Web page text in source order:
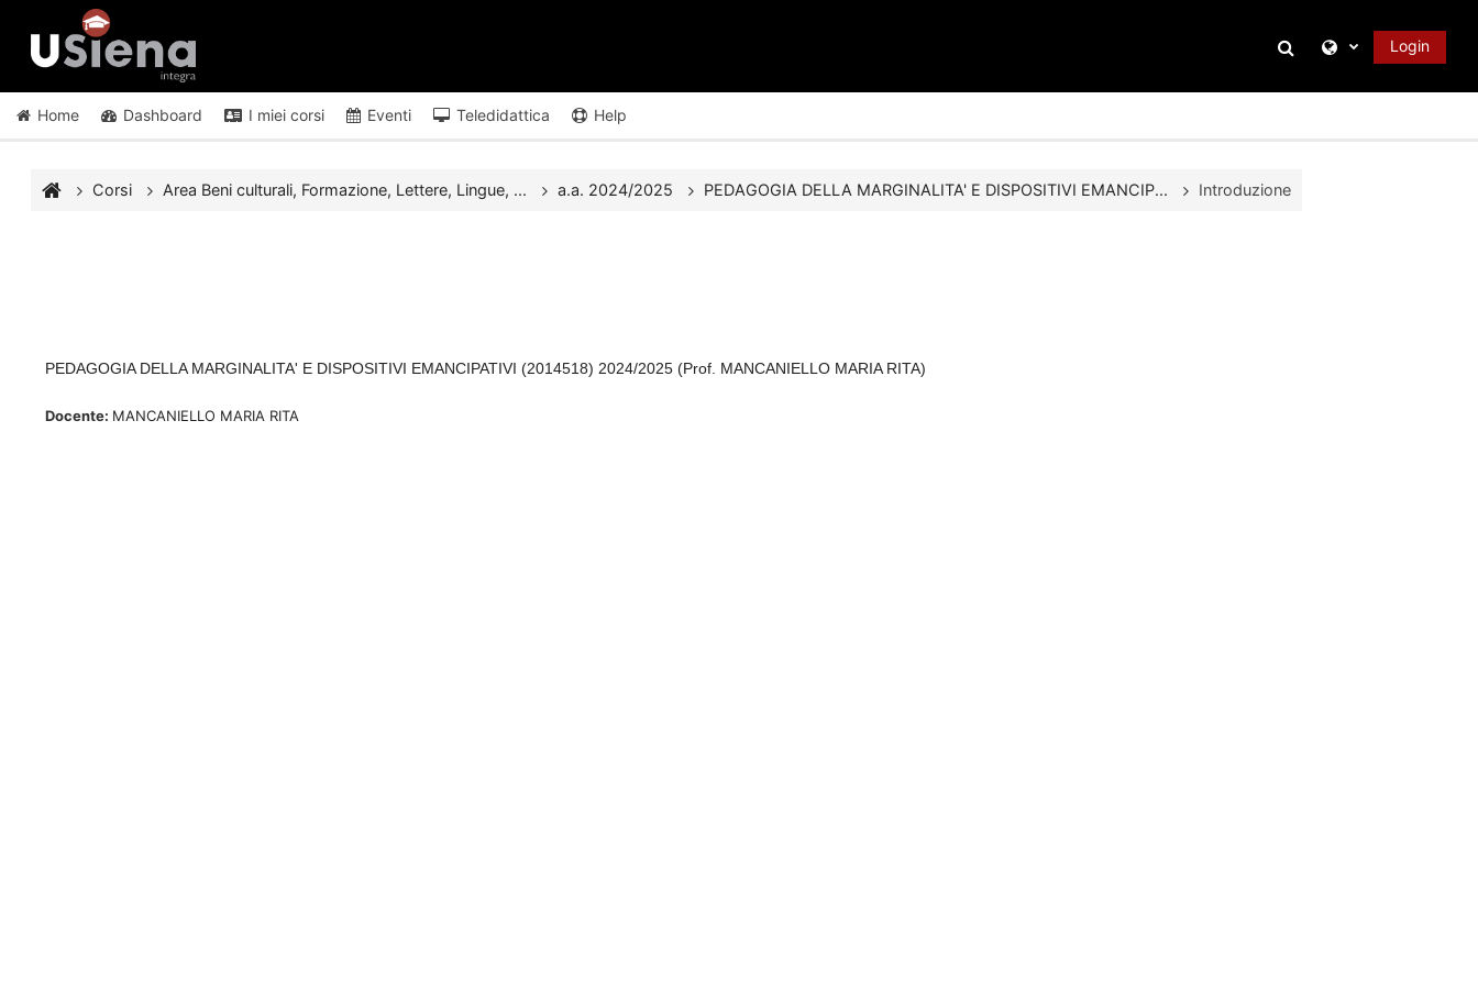
Vai al contenuto principale
Attiva/disattiva
Login
Home Dashboard I miei corsi Eventi Teledidattica Help
Corsi Area Beni culturali, Formazione, Lettere, Lingue, ... a.a. 2024/2025 PEDAGOGIA DELLA MARGINALITA' E DISPOSITIVI EMANCIP... Introduzione
PEDAGOGIA DELLA MARGINALITA' E DISPOSITIVI EMANCIPATIVI (2014518) 2024/2025 (Prof. MANCANIELLO MARIA RITA)
Docente: MANCANIELLO MARIA RITA